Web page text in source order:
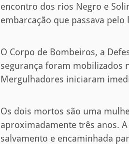
encontro dos rios Negro e
embarcação que passava pelo
O Corpo de Bombeiros, a
segurança foram mobilizados
Mergulhadores iniciaram
Os dois mortos são uma
aproximadamente três anos.
salvamento e encaminhada